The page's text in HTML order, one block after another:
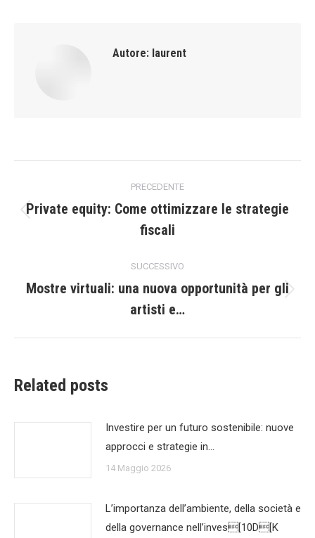
Autore: laurent
tra
PRECEDENTE
precedente:
Private equity: Come ottimizzare le strategie
fiscali
SUCCESSIVO
Prossimo
post:
Mostre virtuali: una nuova opportunità per gli
artisti e…
Related posts
Investire per un futuro sostenibile: nuove
approcci e strategie in…
14 Maggio 2026
L’importanza dell’ambiente, della società e
della governance nell’inves[10D[K